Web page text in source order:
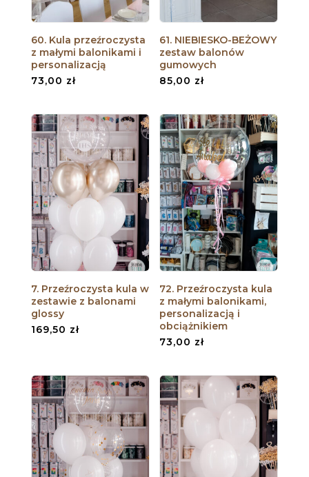
60. Kula przeźroczysta
z małymi balonikami i
personalizacją
73,00 zł
61. NIEBIESKO-BEŻOWY
zestaw balonów
gumowych
85,00 zł
7. Przeźroczysta kula w
zestawie z balonami
glossy
169,50 zł
72. Przeźroczysta kula
z małymi balonikami,
personalizacją i
obciążnikiem
73,00 zł